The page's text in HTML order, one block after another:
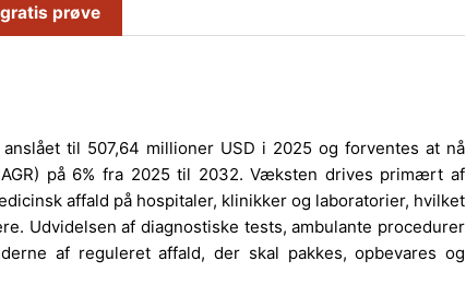
prøve
til 507,64 millioner USD i 2025 og forventes at nå
på 6% fra 2025 til 2032. Væksten drives primært af
affald på hospitaler, klinikker og laboratorier, hvilket
Udvidelsen af diagnostiske tests, ambulante procedurer
af reguleret affald, der skal pakkes, opbevares og